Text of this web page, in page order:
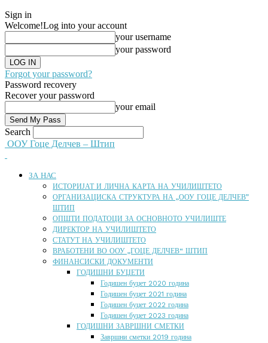
Sign in
Welcome!Log into your account
your username
your password
Forgot your password?
Password recovery
Recover your password
your email
Search
ООУ Гоце Делчев – Штип
ЗА НАС
ИСТОРИЈАТ И ЛИЧНА КАРТА НА УЧИЛИШТЕТО
ОРГАНИЗАЦИСКА СТРУКТУРА НА „ООУ ГОЦЕ ДЕЛЧЕВ”
ШТИП
ОПШТИ ПОДАТОЦИ ЗА ОСНОВНОТО УЧИЛИШТЕ
ДИРЕКТОР НА УЧИЛИШТЕТО
СТАТУТ НА УЧИЛИШТЕТО
ВРАБОТЕНИ ВО ООУ „ГОЦЕ ДЕЛЧЕВ“ ШТИП
ФИНАНСИСКИ ДОКУМЕНТИ
ГОДИШНИ БУЏЕТИ
Годишен буџет 2020 година
Годишен буџет 2021 година
Годишен буџет 2022 година
Годишен буџет 2023 година
ГОДИШНИ ЗАВРШНИ СМЕТКИ
Завршни сметки 2019 година